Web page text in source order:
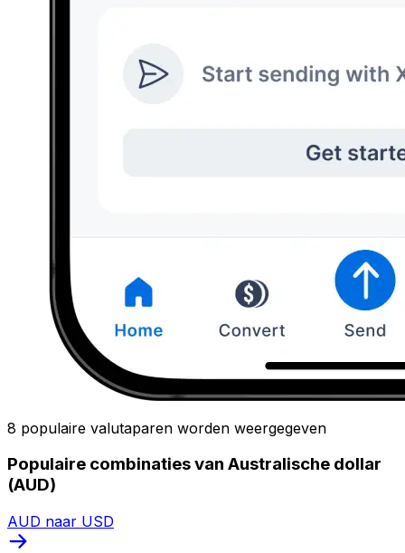
8 populaire valutaparen worden weergegeven
Populaire combinaties van Australische dollar
(AUD)
AUD naar USD